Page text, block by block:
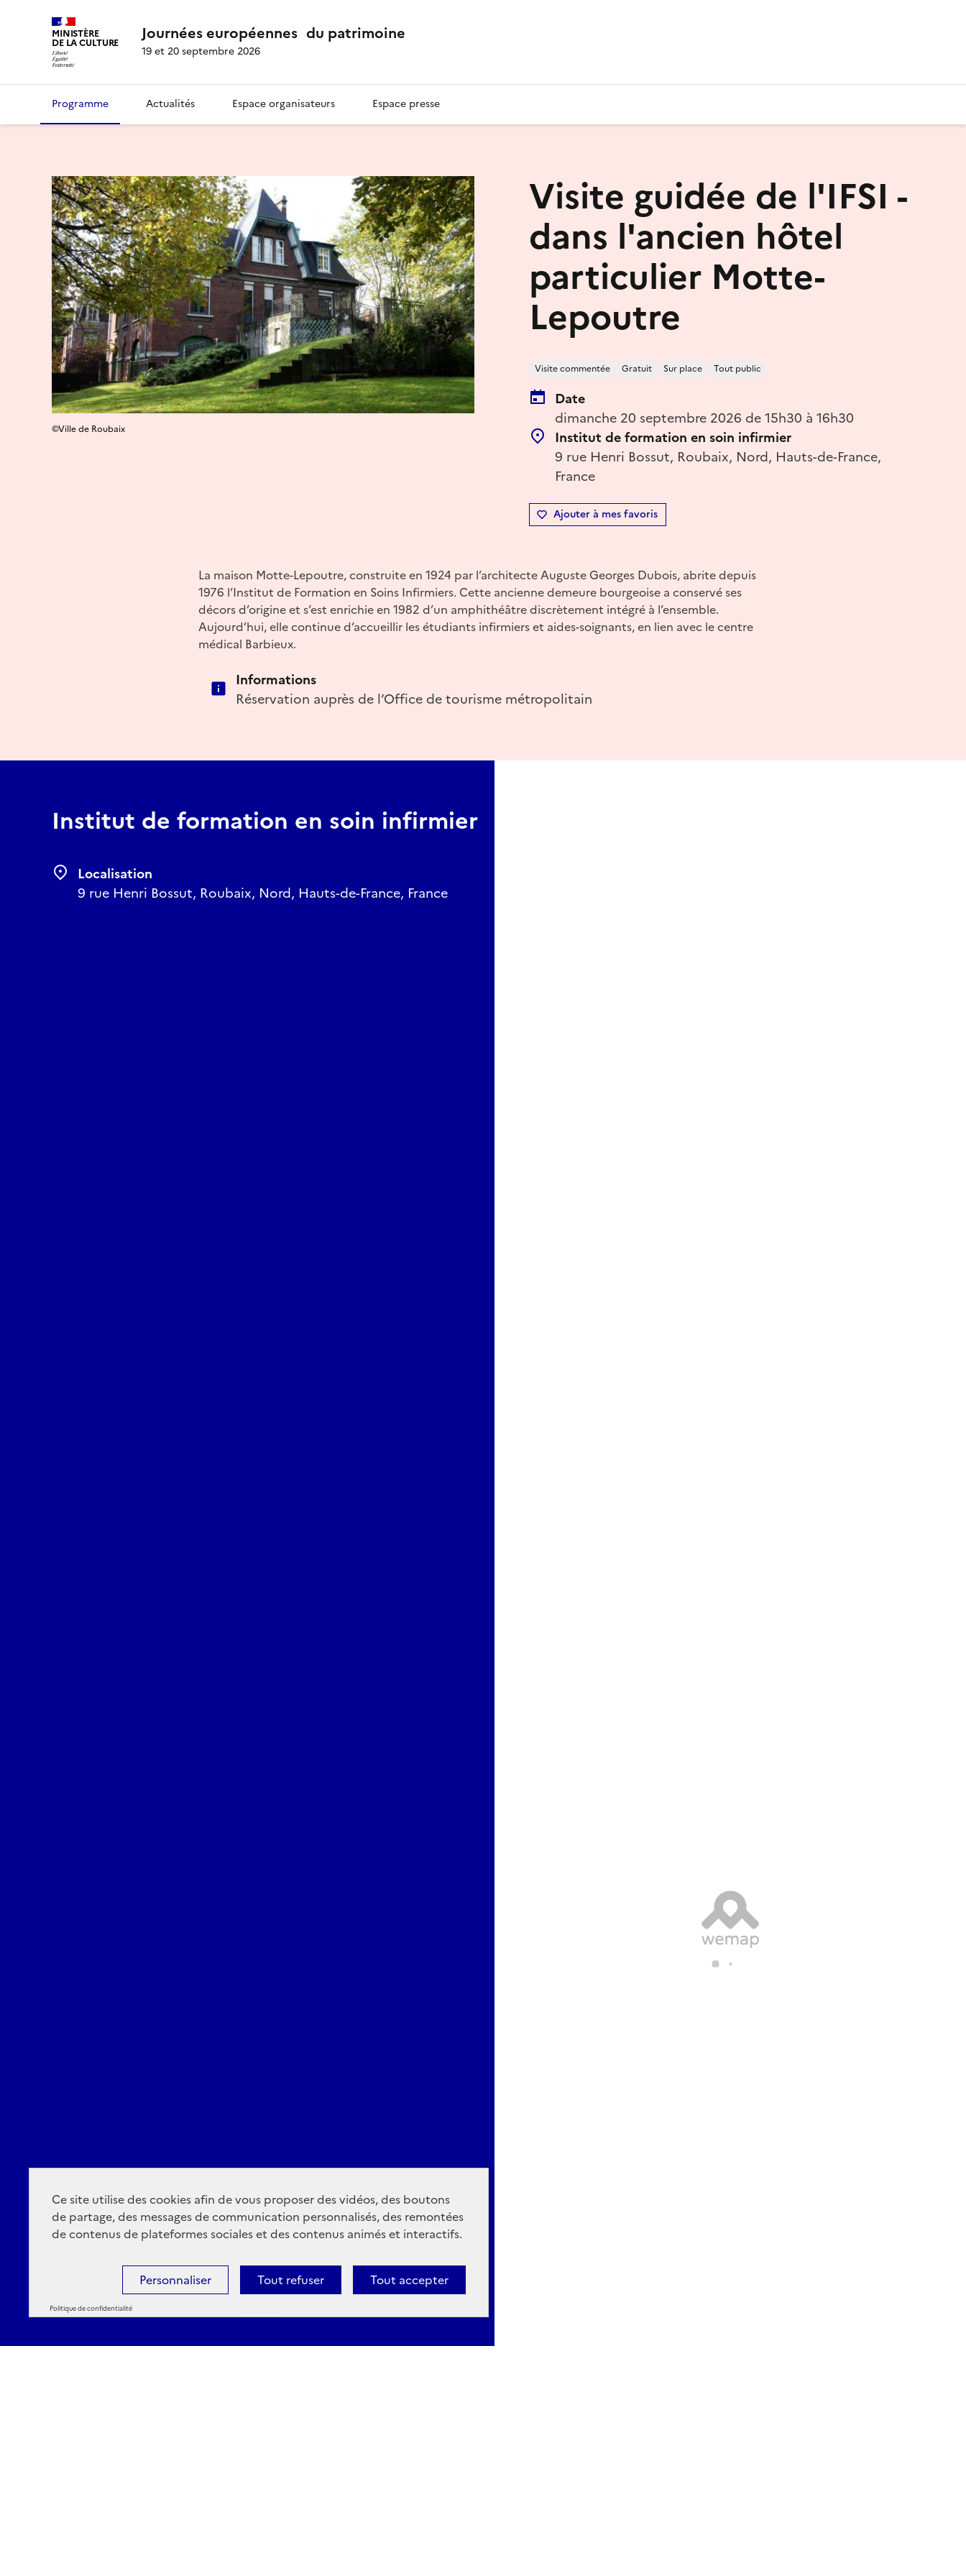
Ce site utilise des cookies afin de vous proposer des vidéos, des boutons
de partage, des messages de communication personnalisés, des remontées
de contenus de plateformes sociales et des contenus animés et interactifs.
Tout accepter
Tout refuser
Personnaliser
Politique de confidentialité
MINISTÈRE
DE LA CULTURE Journées européennes du patrimoine
19 et 20 septembre 2026
Programme Actualités Espace organisateurs Espace presse
Visite guidée de l'IFSI -
dans l'ancien hôtel
particulier Motte-
Lepoutre
Visite commentée Gratuit Sur place Tout public
Date
dimanche 20 septembre 2026 de 15h30 à 16h30
Institut de formation en soin infirmier
9 rue Henri Bossut, Roubaix, Nord, Hauts-de-France,
France
Ajouter à mes favoris
©Ville de Roubaix
La maison Motte-Lepoutre, construite en 1924 par l’architecte Auguste Georges Dubois, abrite depuis
1976 l’Institut de Formation en Soins Infirmiers. Cette ancienne demeure bourgeoise a conservé ses
décors d’origine et s’est enrichie en 1982 d’un amphithéâtre discrètement intégré à l’ensemble.
Aujourd’hui, elle continue d’accueillir les étudiants infirmiers et aides-soignants, en lien avec le centre
médical Barbieux.
Informations
Réservation auprès de l’Office de tourisme métropolitain
Institut de formation en soin infirmier
Localisation
9 rue Henri Bossut, Roubaix, Nord, Hauts-de-France, France